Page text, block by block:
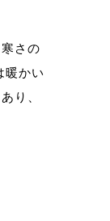
さの
暖かい
り、